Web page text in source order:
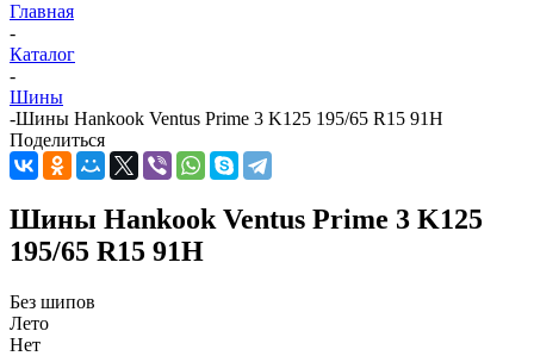
Главная
-
Каталог
-
Шины
-Шины Hankook Ventus Prime 3 K125 195/65 R15 91H
Поделиться
Шины Hankook Ventus Prime 3 K125
195/65 R15 91H
Без шипов
Лето
Нет